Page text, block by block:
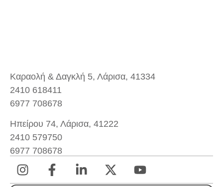
Καραολή & Δαγκλή 5, Λάρισα, 41334
2410 618411
6977 708678
Ηπείρου 74, Λάρισα, 41222
2410 579750
6977 708678